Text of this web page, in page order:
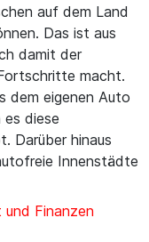
auf dem Land
Das ist aus
damit der
macht.
dem eigenen Auto
diese
Darüber hinaus
Innenstädte
Finanzen